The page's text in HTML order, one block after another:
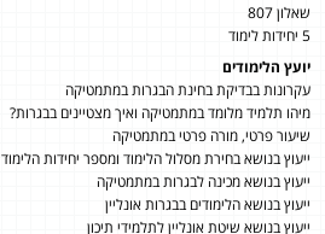
שאלון 807
5 יחידות לימוד
יועץ הלימודים
עקרונות בבדיקת בחינת הבגרות במתמטיקה
מיהו תלמיד מלומד במתמטיקה ואיך מצטיינים בבגרות?
שיעור פרטי, מורה פרטי במתמטיקה
ייעוץ בנושא בחירת מסלול הלימוד ומספר יחידות הלימוד
ייעוץ בנושא מכינה לבגרות במתמטיקה
ייעוץ בנושא הלימודים בבגרות אונליין
ייעוץ בנושא שיטת אונליין לתלמידי תיכון